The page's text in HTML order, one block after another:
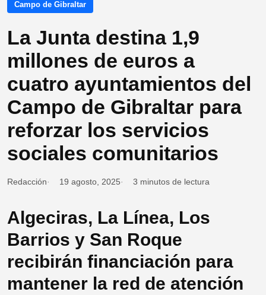
Campo de Gibraltar
La Junta destina 1,9
millones de euros a
cuatro ayuntamientos del
Campo de Gibraltar para
reforzar los servicios
sociales comunitarios
Redacción 19 agosto, 2025 3 minutos de lectura
Algeciras, La Línea, Los
Barrios y San Roque
recibirán financiación para
mantener la red de atención